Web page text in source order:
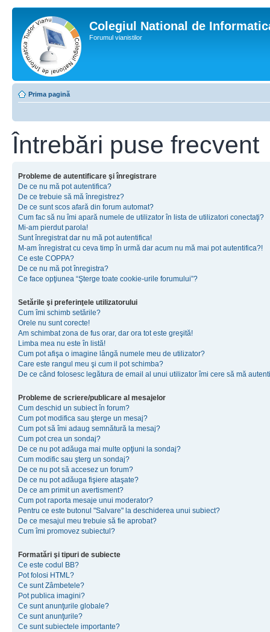
Colegiul National de
Forumul vianistilor
Prima pagină
Întrebări puse frecvent
Probleme de autentificare şi înregistrare
De ce nu mă pot autentifica?
De ce trebuie să mă înregistrez?
De ce sunt scos afară din forum automat?
Cum fac să nu îmi apară numele de utilizator în lista de utilizatori conectaţi?
Mi-am pierdut parola!
Sunt înregistrat dar nu mă pot autentifica!
M-am înregistrat cu ceva timp în urmă dar acum nu mă mai pot autentifica?!
Ce este COPPA?
De ce nu mă pot înregistra?
Ce face opţiunea “Şterge toate cookie-urile forumului”?
Setările şi preferinţele utilizatorului
Cum îmi schimb setările?
Orele nu sunt corecte!
Am schimbat zona de fus orar, dar ora tot este greşită!
Limba mea nu este în listă!
Cum pot afişa o imagine lângă numele meu de utilizator?
Care este rangul meu şi cum il pot schimba?
De ce când folosesc legătura de email al unui utilizator îmi cere să mă
Probleme de scriere/publicare al mesajelor
Cum deschid un subiect în forum?
Cum pot modifica sau şterge un mesaj?
Cum pot să îmi adaug semnătură la mesaj?
Cum pot crea un sondaj?
De ce nu pot adăuga mai multe opţiuni la sondaj?
Cum modific sau şterg un sondaj?
De ce nu pot să accesez un forum?
De ce nu pot adăuga fişiere ataşate?
De ce am primit un avertisment?
Cum pot raporta mesaje unui moderator?
Pentru ce este butonul "Salvare" la deschiderea unui subiect?
De ce mesajul meu trebuie să fie aprobat?
Cum îmi promovez subiectul?
Formatări şi tipuri de subiecte
Ce este codul BB?
Pot folosi HTML?
Ce sunt Zâmbetele?
Pot publica imagini?
Ce sunt anunţurile globale?
Ce sunt anunţurile?
Ce sunt subiectele importante?